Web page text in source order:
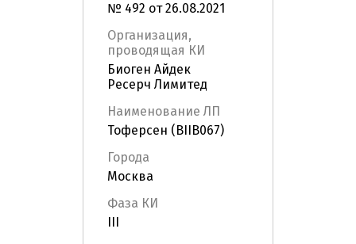
№ 492 от 26.08.2021
Организация,
проводящая КИ
Биоген Айдек
Ресерч Лимитед
Наименование ЛП
Тоферсен (BIIB067)
Города
Москва
Фаза КИ